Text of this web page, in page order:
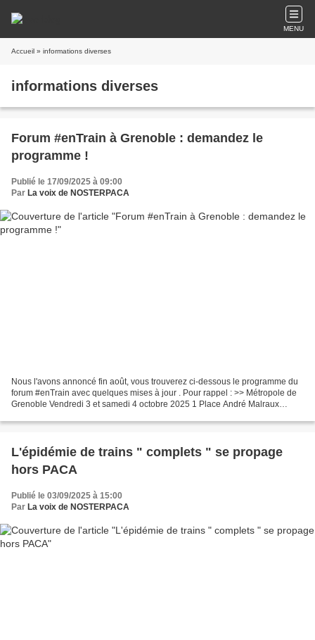
MENU
Accueil » informations diverses
informations diverses
Forum #enTrain à Grenoble : demandez le
programme !
Publié le 17/09/2025 à 09:00
Par La voix de NOSTERPACA
Nous l'avons annoncé fin août, vous trouverez ci-dessous le programme du
forum #enTrain avec quelques mises à jour . Pour rappel : >> Métropole de
Grenoble Vendredi 3 et samedi 4 octobre 2025 1 Place André Malraux
L'épidémie de trains " complets " se propage
hors PACA
Publié le 03/09/2025 à 15:00
Par La voix de NOSTERPACA